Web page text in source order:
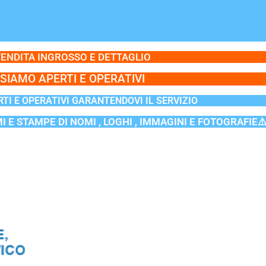
INGROSSO E DETTAGLIO
SIAMO APERTI E OPERATIVI
E OPERATIVI GARANTENDOVI IL SERVIZIO
E STAMPE DI NOMI , LOGHI , IMMAGINI E